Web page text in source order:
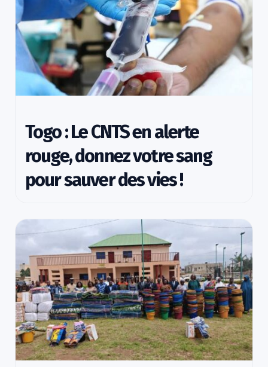
Togo : Le CNTS en alerte
rouge, donnez votre sang
pour sauver des vies !